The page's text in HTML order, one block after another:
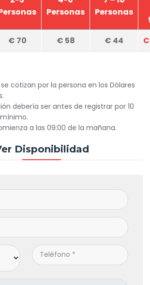
Personas
Personas
€ 70 € 58 € 44
cotizan por la persona en los Dólares
debería ser antes de registrar por 10
a las 09:00 de la mañana.
Disponibilidad